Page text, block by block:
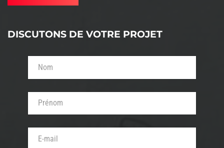
DISCUTONS DE VOTRE PROJET
Votre nom (obligatoire)
Votre prénom (obligatoire)
Votre adresse de messagerie (obligatoire)